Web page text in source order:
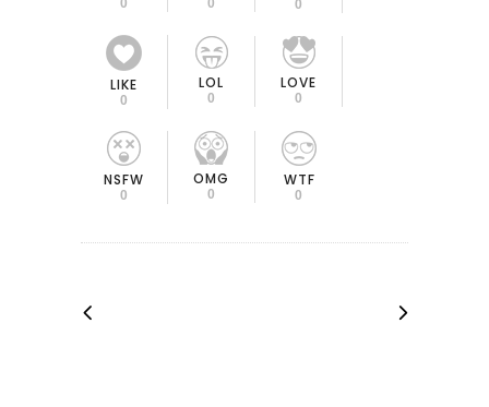
0 0 0
LIKE
0
LOL
0
LOVE
0
NSFW
0
OMG
0
WTF
0